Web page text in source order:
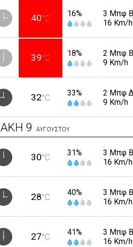
40°C 16%
3 Μπφ
16 Km/h
39°C 18%
2 Μπφ B
9 Km/h
32°C 33%
2 Μπφ
9 Km/h
9 ΑΥΓΟΥΣΤΟΥ
30°C 31%
3 Μπφ
16 Km/h
28°C 40%
3 Μπφ B
16 Km/h
27°C 41%
3 Μπφ B
16 Km/h